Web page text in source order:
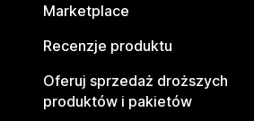
Marketplace
Recenzje produktu
Oferuj sprzedaż droższych
produktów i pakietów